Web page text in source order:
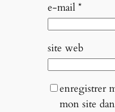
e-mail *
site web
enregistrer
mon site